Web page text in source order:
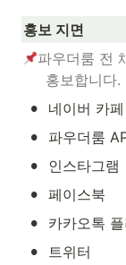
홍보 지면
파우더룸 전
     홍보합니다.
• 네이버 카
• 파우더룸
• 인스타그램
• 페이스북
• 카카오톡
• 트위터